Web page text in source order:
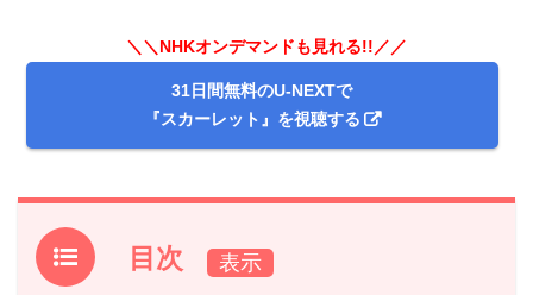
＼＼NHKオンデマンドも見れる!!／／
31日間無料のU-NEXTで
『スカーレット』を視聴する
目次